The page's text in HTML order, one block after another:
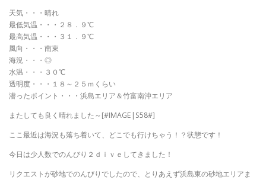
天気・・・晴れ
最低気温・・・２８．９℃
最高気温・・・３１．９℃
風向・・・南東
海況・・・◎
水温・・・３０℃
透明度・・・１８～２５ｍくらい
潜ったポイント・・・浜島エリア＆竹富南沖エリア
またしても良く晴れました～[#IMAGE|S58#]
ここ最近は海況も落ち着いて、どこでも行けちゃう！？状態です！
今日は少人数でのんびり２ｄｉｖｅしてきました！
リクエストが砂地でのんびりでしたので、とりあえず浜島東の砂地エリアま